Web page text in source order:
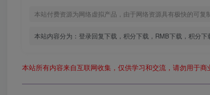
本站付费资源为网络虚拟产品，由于网络资源具有极快的可复
本站内容分为：登录回复下载，积分下载，RMB下载，积分
本站所有内容来自互联网收集，仅供学习和交流，请勿用于